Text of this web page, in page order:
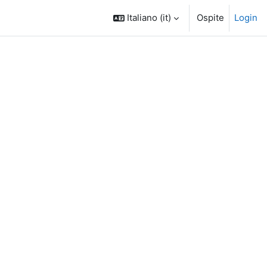
Italiano ‎(it)‎ Ospite Login